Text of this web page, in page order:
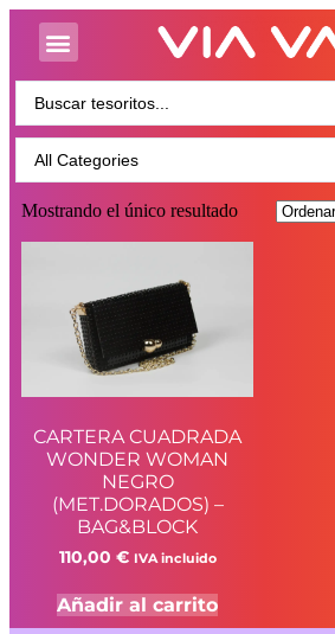
Mostrando el único resultado
CARTERA CUADRADA
WONDER WOMAN
NEGRO
(MET.DORADOS) –
BAG&BLOCK
110,00 € IVA incluido
Añadir al carrito